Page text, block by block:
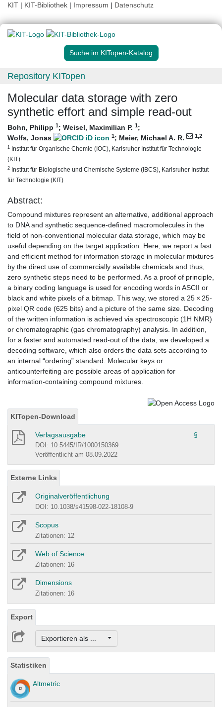
KIT | KIT-Bibliothek | Impressum | Datenschutz
Suche im KITopen-Katalog
Repository KITopen
Molecular data storage with zero
synthetic effort and simple read-out
Bohn, Philipp 1; Weisel, Maximilian P. 1;
Wolfs, Jonas
1; Meier, Michael A. R. 1,2
1 Institut für Organische Chemie (IOC), Karlsruher Institut für Technologie
(KIT)
2 Institut für Biologische und Chemische Systeme (IBCS), Karlsruher Institut
für Technologie (KIT)
Abstract:
Compound mixtures represent an alternative, additional approach
to DNA and synthetic sequence-defined macromolecules in the
field of non-conventional molecular data storage, which may be
useful depending on the target application. Here, we report a fast
and efficient method for information storage in molecular mixtures
by the direct use of commercially available chemicals and thus,
zero synthetic steps need to be performed. As a proof of principle,
a binary coding language is used for encoding words in ASCII or
black and white pixels of a bitmap. This way, we stored a 25 × 25-
pixel QR code (625 bits) and a picture of the same size. Decoding
of the written information is achieved via spectroscopic (1H NMR)
or chromatographic (gas chromatography) analysis. In addition,
for a faster and automated read-out of the data, we developed a
decoding software, which also orders the data sets according to
an internal “ordering” standard. Molecular keys or
anticounterfeiting are possible areas of application for
information-containing compound mixtures.
KITopen-Download
Verlagsausgabe §
DOI: 10.5445/IR/1000150369
Veröffentlicht am 08.09.2022
Externe Links
Originalveröffentlichung
DOI: 10.1038/s41598-022-18108-9
Scopus
Zitationen: 12
Web of Science
Zitationen: 16
Dimensions
Zitationen: 16
Export
Exportieren als ...
Statistiken
Altmetric